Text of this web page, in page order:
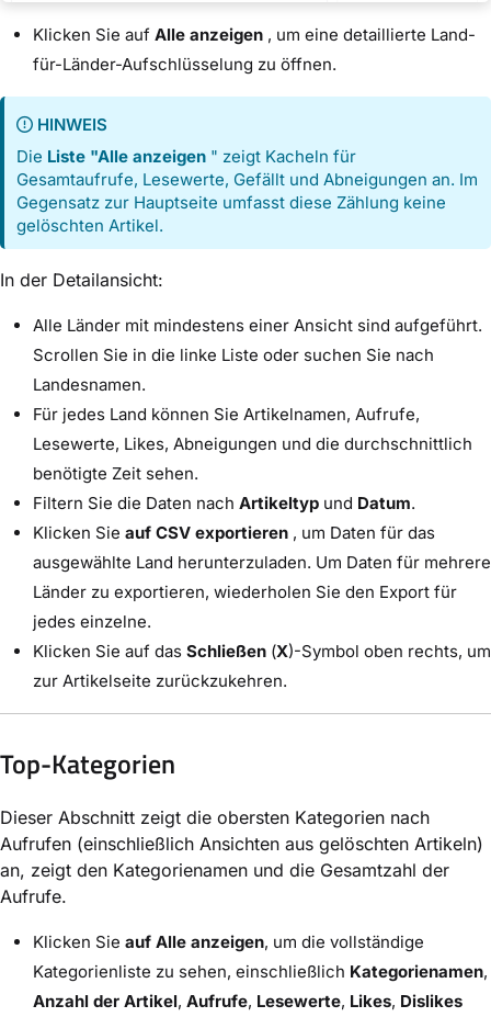
Klicken Sie auf Alle anzeigen , um eine detaillierte Land-
für-Länder-Aufschlüsselung zu öffnen.
HINWEIS
Die Liste "Alle anzeigen " zeigt Kacheln für
Gesamtaufrufe, Lesewerte, Gefällt und Abneigungen an. Im
Gegensatz zur Hauptseite umfasst diese Zählung keine
gelöschten Artikel.
In der Detailansicht:
Alle Länder mit mindestens einer Ansicht sind aufgeführt.
Scrollen Sie in die linke Liste oder suchen Sie nach
Landesnamen.
Für jedes Land können Sie Artikelnamen, Aufrufe,
Lesewerte, Likes, Abneigungen und die durchschnittlich
benötigte Zeit sehen.
Filtern Sie die Daten nach Artikeltyp und Datum.
Klicken Sie auf CSV exportieren , um Daten für das
ausgewählte Land herunterzuladen. Um Daten für mehrere
Länder zu exportieren, wiederholen Sie den Export für
jedes einzelne.
Klicken Sie auf das Schließen (X)-Symbol oben rechts, um
zur Artikelseite zurückzukehren.
Top-Kategorien
Dieser Abschnitt zeigt die obersten Kategorien nach
Aufrufen (einschließlich Ansichten aus gelöschten Artikeln)
an, zeigt den Kategorienamen und die Gesamtzahl der
Aufrufe.
Klicken Sie auf Alle anzeigen, um die vollständige
Kategorienliste zu sehen, einschließlich Kategorienamen,
Anzahl der Artikel, Aufrufe, Lesewerte, Likes, Dislikes